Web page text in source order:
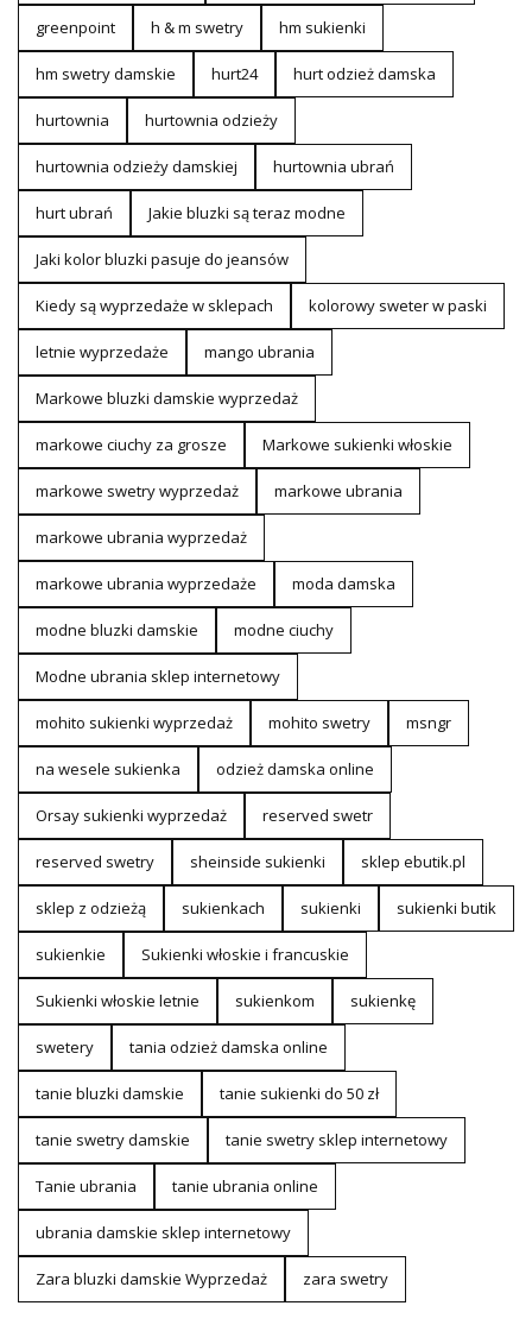
greenpoint h & m swetry hm sukienki
hm swetry damskie hurt24 hurt odzież damska
hurtownia hurtownia odzieży
hurtownia odzieży damskiej hurtownia ubrań
hurt ubrań Jakie bluzki są teraz modne
Jaki kolor bluzki pasuje do jeansów
Kiedy są wyprzedaże w sklepach kolorowy sweter w paski
letnie wyprzedaże mango ubrania
Markowe bluzki damskie wyprzedaż
markowe ciuchy za grosze Markowe sukienki włoskie
markowe swetry wyprzedaż markowe ubrania
markowe ubrania wyprzedaż
markowe ubrania wyprzedaże moda damska
modne bluzki damskie modne ciuchy
Modne ubrania sklep internetowy
mohito sukienki wyprzedaż mohito swetry msngr
na wesele sukienka odzież damska online
Orsay sukienki wyprzedaż reserved swetr
reserved swetry sheinside sukienki sklep ebutik.pl
sklep z odzieżą sukienkach sukienki sukienki butik
sukienkie Sukienki włoskie i francuskie
Sukienki włoskie letnie sukienkom sukienkę
swetery tania odzież damska online
tanie bluzki damskie tanie sukienki do 50 zł
tanie swetry damskie tanie swetry sklep internetowy
Tanie ubrania tanie ubrania online
ubrania damskie sklep internetowy
Zara bluzki damskie Wyprzedaż zara swetry